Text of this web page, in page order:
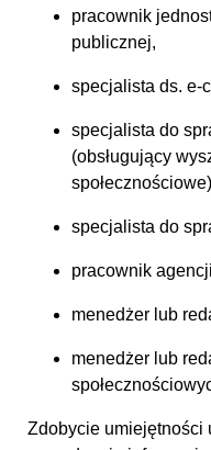
pracownik
publicznej,
specjalista ds. e-
specjalista do
(obsługujący
specjalista do
pracownik
menedżer lub
menedżer lub
Zdobycie umiejętności